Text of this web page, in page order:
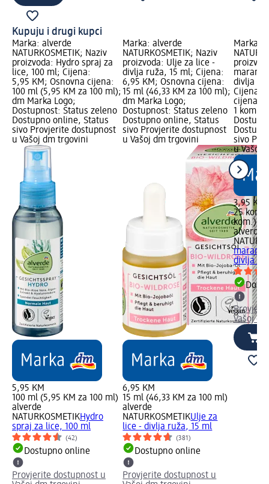
Kupuju i drugi kupci
Marka: alverde
NATURKOSMETIK; Naziv
proizvoda: Hydro spraj za
lice, 100 ml; Cijena:
5,95 KM; Osnovna cijena:
100 ml (5,95 KM za 100 ml);
dm Marka Logo;
Dostupnost: Status zeleno
Dostupno online, Status
sivo Provjerite dostupnost
u Vašoj dm trgovini
5,95 KM
100 ml (5,95 KM za 100 ml)
alverde
NATURKOSMETIKHydro
spraj za lice, 100 ml
(42)
Dostupno online
Provjerite dostupnost u
Marka: alverde
NATURKOSMETIK; Naziv
proizvoda: Ulje za lice -
divlja ruža, 15 ml; Cijena:
6,95 KM; Osnovna cijena:
15 ml (46,33 KM za 100 ml);
dm Marka Logo;
Dostupnost: Status zeleno
Dostupno online, Status
sivo Provjerite dostupnost
u Vašoj dm trgovini
6,95 KM
15 ml (46,33 KM za 100 ml)
alverde
NATURKOSMETIKUlje za
lice - divlja ruža, 15 ml
(381)
Dostupno online
Provjerite dostupnost u
Marka:
divlja
Cijena:
cijena:
1 kom.);
sivo
u Vašoj
3,95 KM
25 kom.
kom.)
alverde
divlja
Vašoj